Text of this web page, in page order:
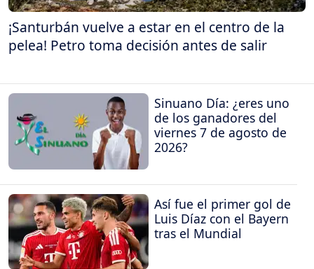
¡Santurbán vuelve a estar en el centro de la
pelea! Petro toma decisión antes de salir
Sinuano Día: ¿eres uno
de los ganadores del
viernes 7 de agosto de
2026?
Así fue el primer gol de
Luis Díaz con el Bayern
tras el Mundial